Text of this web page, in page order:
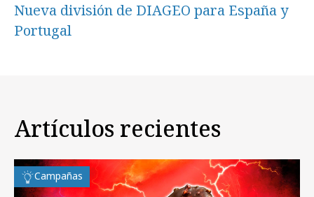
Nueva división de DIAGEO para España y
Portugal
Artículos recientes
Campañas